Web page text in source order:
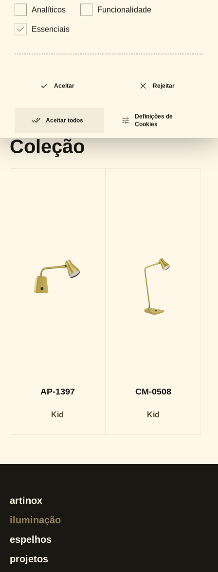
Downloads
LOCKED Catálogo Geral
Coleção
AP-1397
Kid
CM-0508
Kid
artinox
iluminação
espelhos
projetos
Analíticos Funcionalidade
Essenciais
Aceitar Rejeitar
Aceitar todos
Definições de
Cookies